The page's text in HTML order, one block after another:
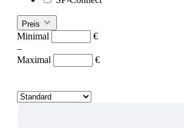
Preis
Minimal
€
–
Maximal
€